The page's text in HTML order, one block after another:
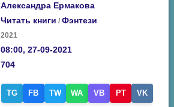
Александра Ермакова
Читать книги /Фэнтези
2021
08:00, 27-09-2021
704
TG FB TW WA VB PT VK